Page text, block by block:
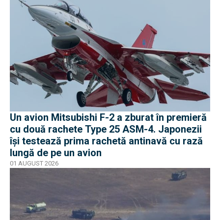
Un avion Mitsubishi F-2 a zburat în premieră
cu două rachete Type 25 ASM-4. Japonezii
își testează prima rachetă antinavă cu rază
lungă de pe un avion
01 AUGUST 2026